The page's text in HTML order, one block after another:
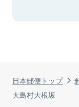
日本郵便トップ
大島村大根坂